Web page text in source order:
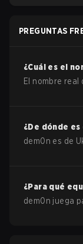
PREGUNTAS
¿Cuál es el
El nombre real
¿De dónde es
dem0n es de
¿Para qué
dem0n juega